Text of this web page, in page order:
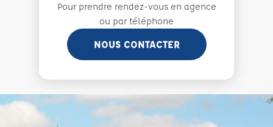
Pour prendre rendez-vous en agence
ou par téléphone
NOUS CONTACTER